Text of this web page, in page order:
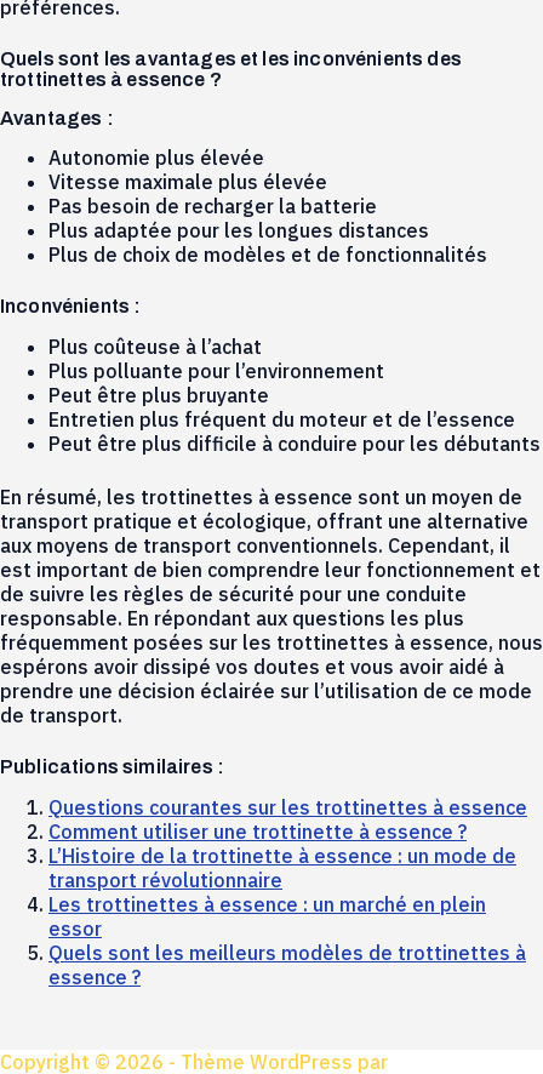
préférences.
Quels sont les avantages et les inconvénients des
trottinettes à essence ?
Avantages :
Autonomie plus élevée
Vitesse maximale plus élevée
Pas besoin de recharger la batterie
Plus adaptée pour les longues distances
Plus de choix de modèles et de fonctionnalités
Inconvénients :
Plus coûteuse à l’achat
Plus polluante pour l’environnement
Peut être plus bruyante
Entretien plus fréquent du moteur et de l’essence
Peut être plus difficile à conduire pour les débutants
En résumé, les trottinettes à essence sont un moyen de
transport pratique et écologique, offrant une alternative
aux moyens de transport conventionnels. Cependant, il
est important de bien comprendre leur fonctionnement et
de suivre les règles de sécurité pour une conduite
responsable. En répondant aux questions les plus
fréquemment posées sur les trottinettes à essence, nous
espérons avoir dissipé vos doutes et vous avoir aidé à
prendre une décision éclairée sur l’utilisation de ce mode
de transport.
Publications similaires :
Questions courantes sur les trottinettes à essence
Comment utiliser une trottinette à essence ?
L’Histoire de la trottinette à essence : un mode de
transport révolutionnaire
Les trottinettes à essence : un marché en plein
essor
Quels sont les meilleurs modèles de trottinettes à
essence ?
Copyright © 2026 - Thème WordPress par